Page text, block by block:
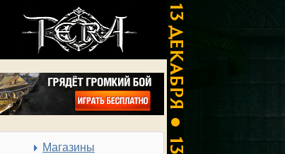
Магазины